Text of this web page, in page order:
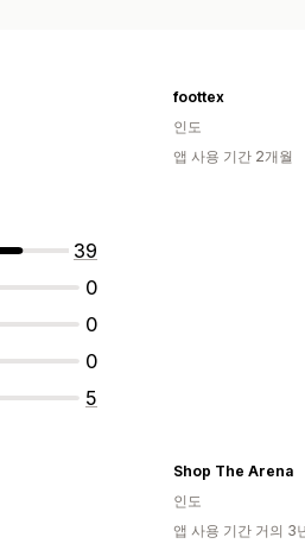
39
0
0
0
5
foottex
인도
앱 사용 기간 2개월
Shop The Arena
인도
앱 사용 기간 거의 3